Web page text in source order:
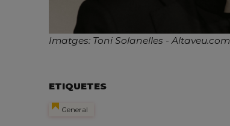
Imatges: Toni Solanelles - Altaveu.com
ETIQUETES
General